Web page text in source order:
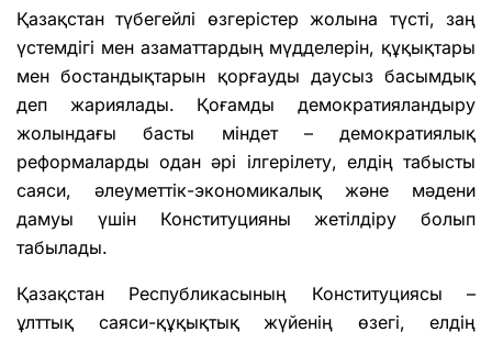
Қазақстан түбегейлі өзгерістер жолына түсті, заң
үстемдігі мен азаматтардың мүдделерін, құқықтары
мен бостандықтарын қорғауды даусыз басымдық
деп жариялады. Қоғамды демократияландыру
жолындағы басты міндет – демократиялық
реформаларды одан әрі ілгерілету, елдің табысты
саяси, әлеуметтік-экономикалық және мәдени
дамуы үшін Конституцияны жетілдіру болып
табылады.
Қазақстан Республикасының Конституциясы –
ұлттық саяси-құқықтық жүйенің өзегі, елдің